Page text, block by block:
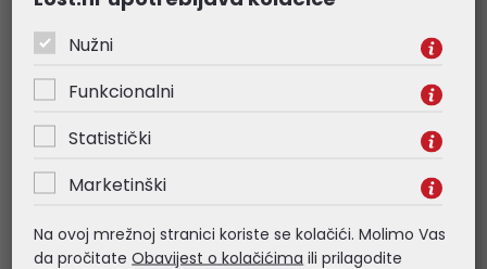
• Lijevi konektor: HDMI Type A, muški
• Desni konektor: HDMI Type A, ženski
• Maks. propusnost: 10,2 GBit/s
Povezani proizvodi
Nužni
Funkcionalni
Statistički
Marketinški
Na ovoj mrežnoj stranici koriste se kolačići. Molimo Vas
da pročitateObavijest o kolačićima ili prilagodite